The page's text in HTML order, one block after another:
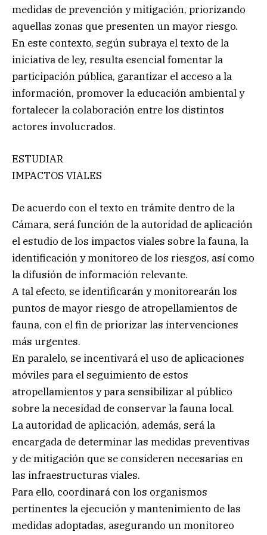
medidas de prevención y mitigación, priorizando
aquellas zonas que presenten un mayor riesgo.
En este contexto, según subraya el texto de la
iniciativa de ley, resulta esencial fomentar la
participación pública, garantizar el acceso a la
información, promover la educación ambiental y
fortalecer la colaboración entre los distintos
actores involucrados.
ESTUDIAR
IMPACTOS VIALES
De acuerdo con el texto en trámite dentro de la
Cámara, será función de la autoridad de aplicación
el estudio de los impactos viales sobre la fauna, la
identificación y monitoreo de los riesgos, así como
la difusión de información relevante.
A tal efecto, se identificarán y monitorearán los
puntos de mayor riesgo de atropellamientos de
fauna, con el fin de priorizar las intervenciones
más urgentes.
En paralelo, se incentivará el uso de aplicaciones
móviles para el seguimiento de estos
atropellamientos y para sensibilizar al público
sobre la necesidad de conservar la fauna local.
La autoridad de aplicación, además, será la
encargada de determinar las medidas preventivas
y de mitigación que se consideren necesarias en
las infraestructuras viales.
Para ello, coordinará con los organismos
pertinentes la ejecución y mantenimiento de las
medidas adoptadas, asegurando un monitoreo